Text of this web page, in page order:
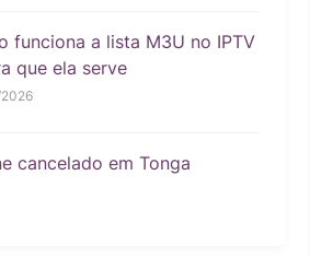
funciona a lista M3U no IPTV
que ela serve
cancelado em Tonga